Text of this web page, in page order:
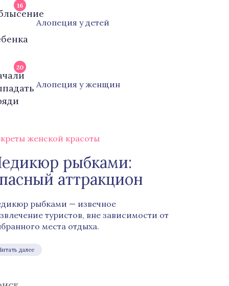
16
Алопеция у детей
20
Алопеция у женщин
женской красоты
рыбками:
аттракцион
рыбками — извечное
туристов, вне зависимости от
места отдыха.
далее